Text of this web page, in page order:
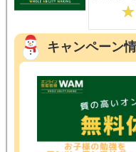
キャンペーン